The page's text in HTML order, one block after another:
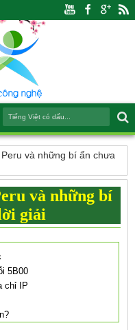
và những bí ẩn chưa
và những bí
giải
5B00
chỉ IP